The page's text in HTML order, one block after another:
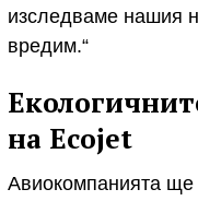
изследваме нашия
вредим.“
на Ecojet
Авиокомпанията